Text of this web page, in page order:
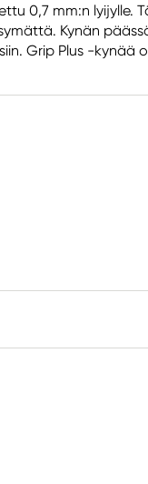
0,7 mm:n lyijylle.
Kynän
Grip Plus -kynää